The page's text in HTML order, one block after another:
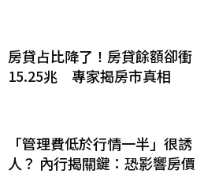
房貸占比降了！房貸餘額卻衝
15.25兆 專家揭房市真相
「管理費低於行情一半」很誘
人？ 內行揭關鍵：恐影響房價